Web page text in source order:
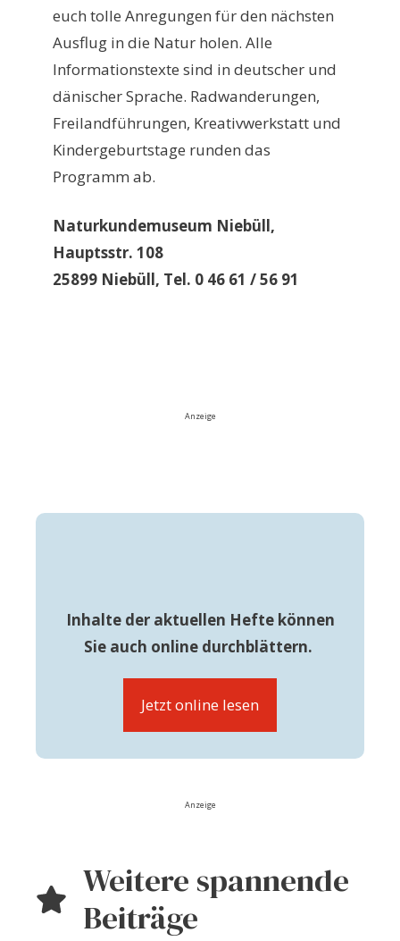
euch tolle Anregungen für den nächsten
Ausflug in die Natur holen. Alle
Informationstexte sind in deutscher und
dänischer Sprache. Radwanderungen,
Freilandführungen, Kreativwerkstatt und
Kindergeburtstage runden das
Programm ab.
Naturkundemuseum Niebüll,
Hauptsstr. 108
25899 Niebüll, Tel. 0 46 61 / 56 91
Anzeige
Inhalte der aktuellen Hefte können
Sie auch online durchblättern.
Jetzt online lesen
Anzeige
Weitere spannende
Beiträge